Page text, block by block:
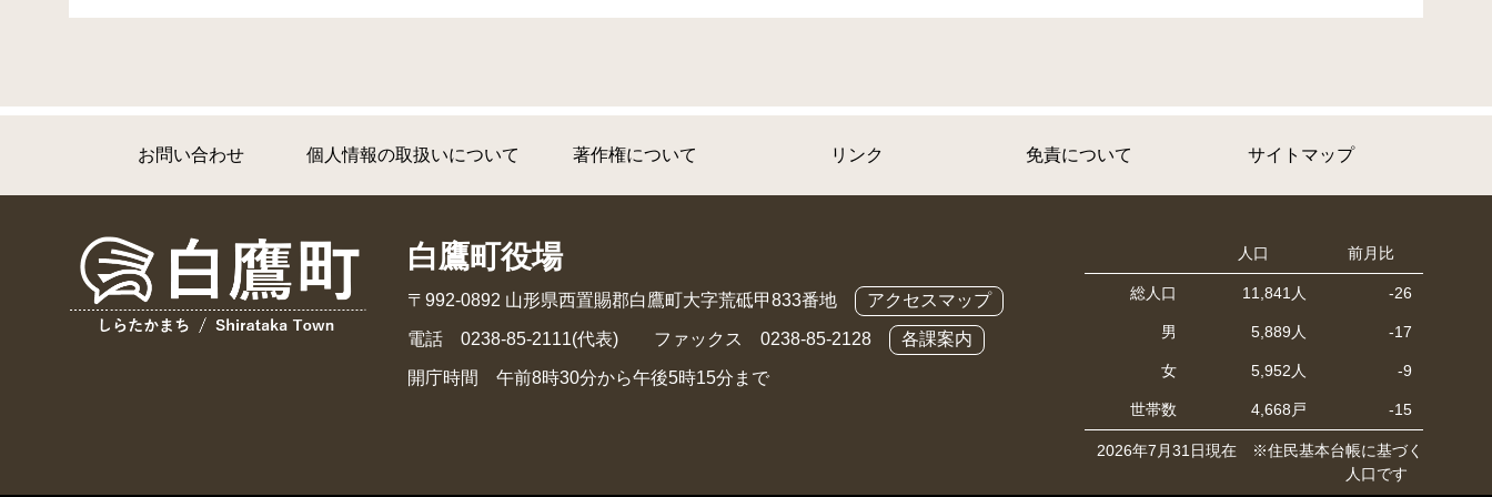
お問い合わせ 個人情報の取扱いについて 著作権について リンク 免責について サイトマップ
白鷹町役場
〒992-0892 山形県西置賜郡白鷹町大字荒砥甲833番地 アクセスマップ
電話 0238-85-2111(代表) ファックス 0238-85-2128 各課案内
開庁時間 午前8時30分から午後5時15分まで
人口 前月比
総人口 11,841人 -26
男 5,889人 -17
女 5,952人 -9
世帯数 4,668戸 -15
2026年7月31日現在 ※住民基本台帳に基づく
人口です